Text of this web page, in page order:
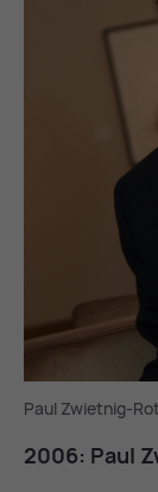
Paul Zwietnig-
2006: Paul